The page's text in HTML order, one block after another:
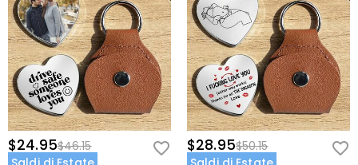
$24.95$46.15
$28.95$50.15